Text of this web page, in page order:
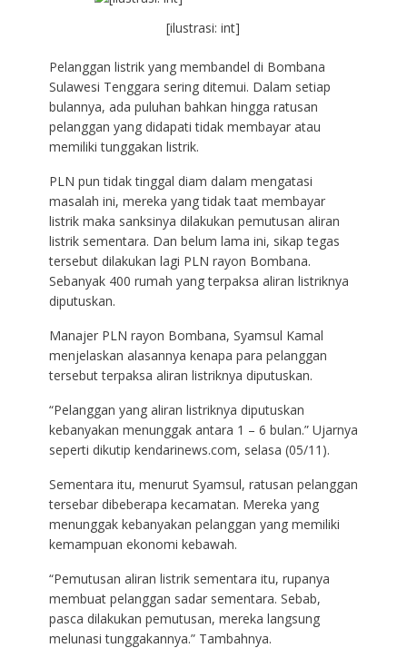
[ilustrasi: int]
Pelanggan listrik yang membandel di Bombana
Sulawesi Tenggara sering ditemui. Dalam setiap
bulannya, ada puluhan bahkan hingga ratusan
pelanggan yang didapati tidak membayar atau
memiliki tunggakan listrik.
PLN pun tidak tinggal diam dalam mengatasi
masalah ini, mereka yang tidak taat membayar
listrik maka sanksinya dilakukan pemutusan aliran
listrik sementara. Dan belum lama ini, sikap tegas
tersebut dilakukan lagi PLN rayon Bombana.
Sebanyak 400 rumah yang terpaksa aliran listriknya
diputuskan.
Manajer PLN rayon Bombana, Syamsul Kamal
menjelaskan alasannya kenapa para pelanggan
tersebut terpaksa aliran listriknya diputuskan.
“Pelanggan yang aliran listriknya diputuskan
kebanyakan menunggak antara 1 – 6 bulan.” Ujarnya
seperti dikutip kendarinews.com, selasa (05/11).
Sementara itu, menurut Syamsul, ratusan pelanggan
tersebar dibeberapa kecamatan. Mereka yang
menunggak kebanyakan pelanggan yang memiliki
kemampuan ekonomi kebawah.
“Pemutusan aliran listrik sementara itu, rupanya
membuat pelanggan sadar sementara. Sebab,
pasca dilakukan pemutusan, mereka langsung
melunasi tunggakannya.” Tambahnya.